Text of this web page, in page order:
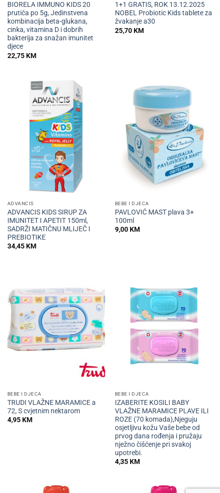
BIORELA IMMUNO KIDS 20
prutića po 5g, Jedinstvena
kombinacija beta-glukana,
cinka, vitamina D i dobrih
bakterija za snažan imunitet
djece
22,75KM
1+1 GRATIS, ROK 13.12.2025
NOBEL Probiotic Kids tablete za
žvakanje a30
25,70KM
ADVANCIS
ADVANCIS KIDS SIRUP ZA
IMUNITET I APETIT 150ml,
SADRŽI MATIČNU MLIJEČ I
PREBIOTIKE
34,45KM
BEBE I DJECA
PAVLOVIĆ MAST plava 3+
100ml
9,00KM
BEBE I DJECA
TRUDI VLAŽNE MARAMICE a
72, S cvjetnim nektarom
4,95KM
BEBE I DJECA
IZABERITE KOSILI BABY
VLAŽNE MARAMICE PLAVE ILI
ROZE (70 komada),Njeguju
osjetljivu kožu Vaše bebe od
prvog dana rođenja i pružaju
nježno čišćenje pri svakoj
upotrebi.
4,35KM